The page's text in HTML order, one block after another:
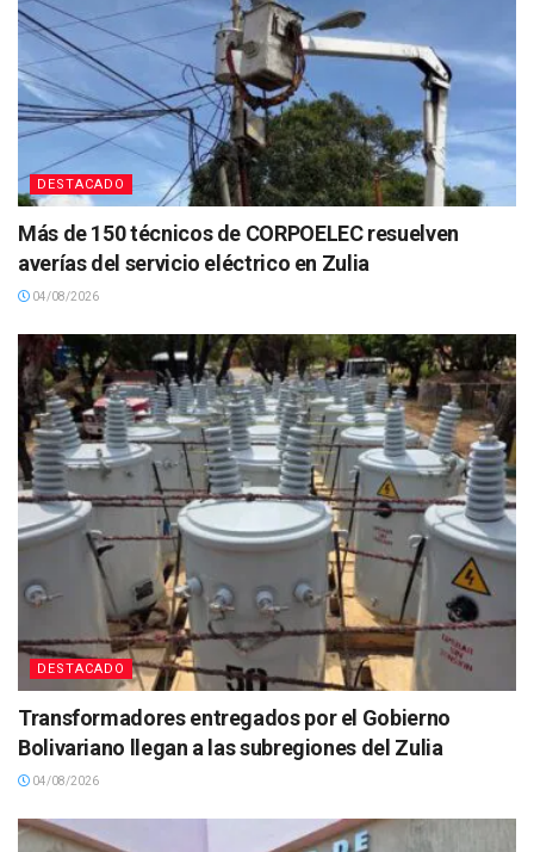
DESTACADO
Más de 150 técnicos de CORPOELEC resuelven
averías del servicio eléctrico en Zulia
04/08/2026
DESTACADO
Transformadores entregados por el Gobierno
Bolivariano llegan a las subregiones del Zulia
04/08/2026